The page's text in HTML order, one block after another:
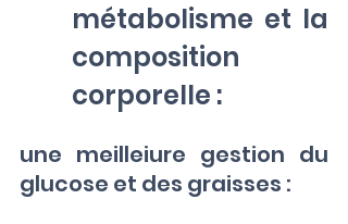
métabolisme et la
composition
corporelle :
une meilleiure gestion du
glucose et des graisses :